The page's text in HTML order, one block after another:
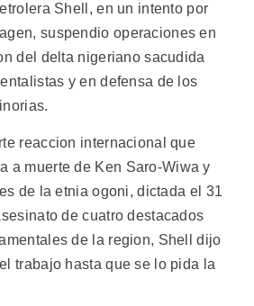
Shell, en un intento por
suspendio operaciones en
del delta nigeriano sacudida
y en defensa de los
reaccion internacional que
a muerte de Ken Saro-Wiwa y
de la etnia ogoni, dictada el 31
de cuatro destacados
de la region, Shell dijo
trabajo hasta que se lo pida la